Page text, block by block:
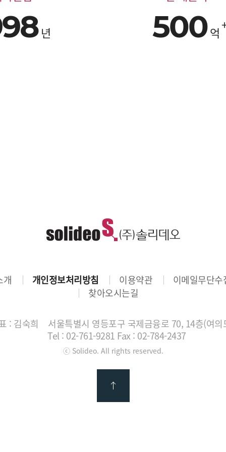
년 500억
개 개인정보처리방침 이용약관
이메일무단수
찾아오시는길
: 김숙희
서울특별시 영등포구 국제금융로 70, 14층(여
Tel : 02-761-9281 Fax : 02-784-2437
ⓒ Solideo. All rights reserved.